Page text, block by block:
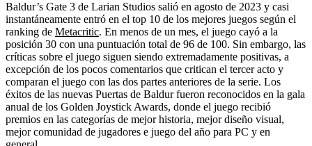
Baldur’s Gate 3 de Larian Studios salió en agosto de 2023 y casi
instantáneamente entró en el top 10 de los mejores juegos según el
ranking de Metacritic. En menos de un mes, el juego cayó a la
posición 30 con una puntuación total de 96 de 100. Sin embargo, las
críticas sobre el juego siguen siendo extremadamente positivas, a
excepción de los pocos comentarios que critican el tercer acto y
comparan el juego con las dos partes anteriores de la serie. Los
éxitos de las nuevas Puertas de Baldur fueron reconocidos en la gala
anual de los Golden Joystick Awards, donde el juego recibió
premios en las categorías de mejor historia, mejor diseño visual,
mejor comunidad de jugadores e juego del año para PC y en